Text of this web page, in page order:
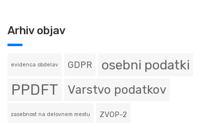
Arhiv objav
evidenca obdelav GDPR osebni podatki
PPDFT Varstvo podatkov
zasebnost na delovnem mestu ZVOP-2